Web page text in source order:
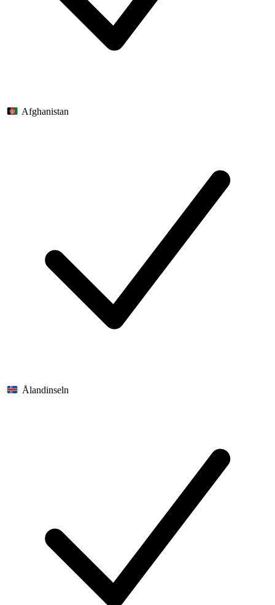
Afghanistan
Ålandinseln